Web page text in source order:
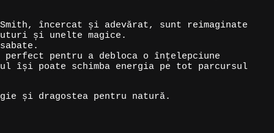
încercat și adevărat, sunt reimaginate
și unelte magice.
pentru a debloca o înțelepciune
își poate schimba energia pe tot parcursul
și dragostea pentru natură.